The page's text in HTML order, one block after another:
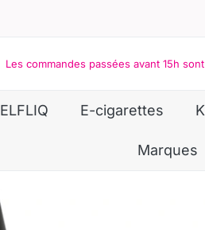
Les commandes passées avant 15h
ELFLIQ E-cigarettes
Marques